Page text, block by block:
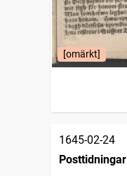
[omärkt]
1645-02-24
Posttidningar